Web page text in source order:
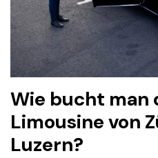
Wie bucht man
Limousine von
Luzern?